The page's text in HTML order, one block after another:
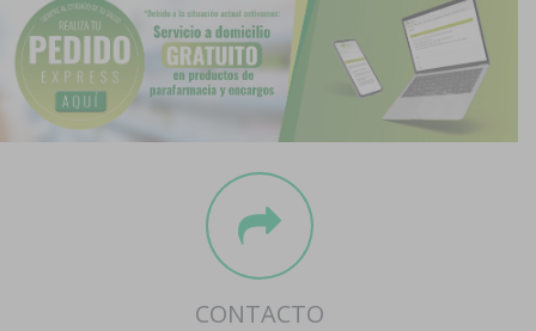
Blog
Contacto
Boletín
CONTACTO